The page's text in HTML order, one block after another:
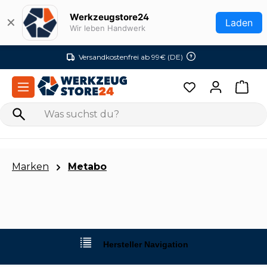
Zum Hauptinhalt springen
✕ Werkzeugstore24
Wir leben Handwerk Laden
Versandkostenfrei ab 99€ (DE)
Marken Metabo
Hersteller Navigation